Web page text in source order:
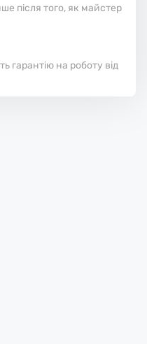
після того, як майстер
гарантію на роботу від